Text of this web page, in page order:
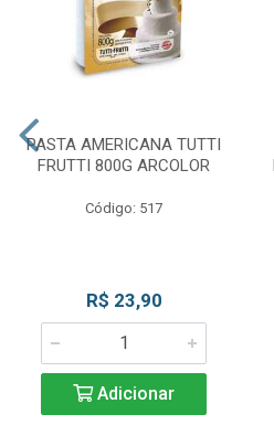
PASTA AMERICANA TUTTI
FRUTTI 800G ARCOLOR
Código: 517
R$ 23,90
Adicionar